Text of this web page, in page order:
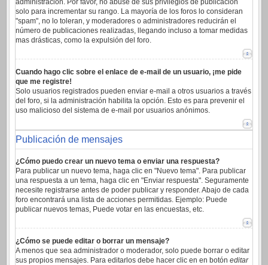
administración. Por favor, no abuse de sus privilegios de publicación
solo para incrementar su rango. La mayoría de los foros lo consideran
"spam", no lo toleran, y moderadores o administradores reducirán el
número de publicaciones realizadas, llegando incluso a tomar medidas
mas drásticas, como la expulsión del foro.
Cuando hago clic sobre el enlace de e-mail de un usuario, ¡me pide
que me registre!
Solo usuarios registrados pueden enviar e-mail a otros usuarios a través
del foro, si la administración habilita la opción. Esto es para prevenir el
uso malicioso del sistema de e-mail por usuarios anónimos.
Publicación de mensajes
¿Cómo puedo crear un nuevo tema o enviar una respuesta?
Para publicar un nuevo tema, haga clic en "Nuevo tema". Para publicar
una respuesta a un tema, haga clic en "Enviar respuesta". Seguramente
necesite registrarse antes de poder publicar y responder. Abajo de cada
foro encontrará una lista de acciones permitidas. Ejemplo: Puede
publicar nuevos temas, Puede votar en las encuestas, etc.
¿Cómo se puede editar o borrar un mensaje?
A menos que sea administrador o moderador, solo puede borrar o editar
sus propios mensajes. Para editarlos debe hacer clic en en botón editar